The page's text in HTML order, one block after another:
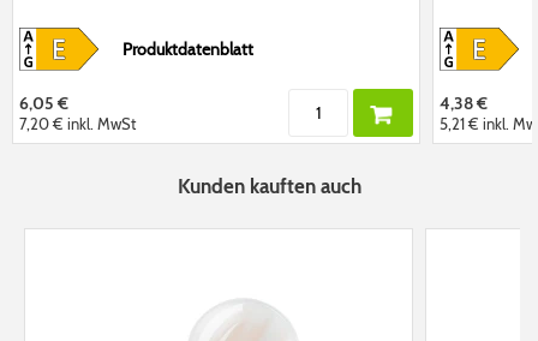
Produktdatenblatt
6,05 €
7,20 € inkl. MwSt
4,38 €
5,21 €inkl.
Kunden kauften auch